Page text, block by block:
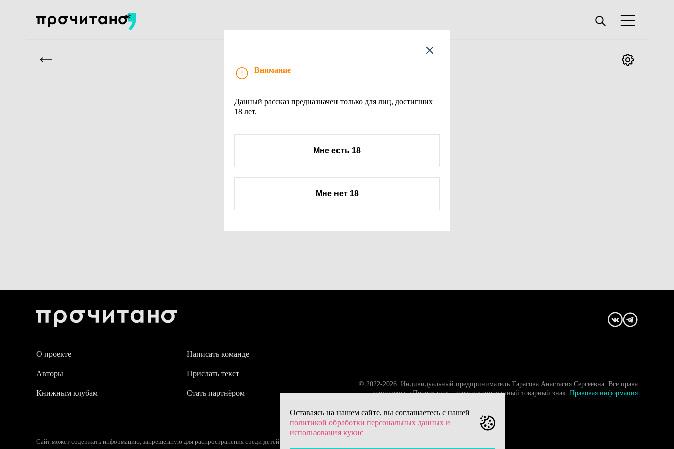
О проекте Написать команде
Авторы Прислать текст
Книжным клубам Стать партнёром
© 2022-2026. Индивидуальный предприниматель Тарасова Анастасия Сергеевна. Все права
защищены. «Прочитано» - зарегистрированный товарный знак. Правовая информация
Сайт может содержать информацию, запрещенную для распространения среди детей (18+) – следите за возрастной маркировкой.
Оставаясь на нашем сайте, вы соглашаетесь с нашей
политикой обработки персональных данных и
использования кукис
Внимание
Данный рассказ предназначен только для лиц, достигших
18 лет.
Мне есть 18
Мне нет 18